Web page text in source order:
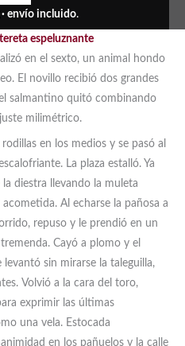
· envío incluido.
espeluznante
en el sexto, un animal hondo
El novillo recibió dos grandes
salmantino quitó combinando
milimétrico.
en los medios y se pasó al
La plaza estalló. Ya
diestra llevando la muleta
Al echarse la pañosa a
repuso y le prendió en un
Cayó a plomo y el
levantó sin mirarse la taleguilla,
Volvió a la cara del toro,
exprimir las últimas
una vela. Estocada
en los pañuelos y la calle